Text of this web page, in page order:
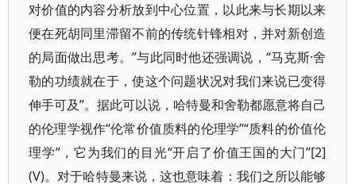
对价值的内容分析放到中心位置，以此来与长期以来
便在死胡同里滞留不前的传统针锋相对，并对新创造
的局面做出思考。”与此同时他还强调说，“马克斯·舍
勒的功绩就在于，使这个问题状况对我们来说已变得
伸手可及”。据此可以说，哈特曼和舍勒都愿意将自己
的伦理学视作“伦常价值质料的伦理学”“质料的价值伦
理学”，它为我们的目光“开启了价值王国的大门”[2]
(V)。对于哈特曼来说，这也意味着：我们之所以能够